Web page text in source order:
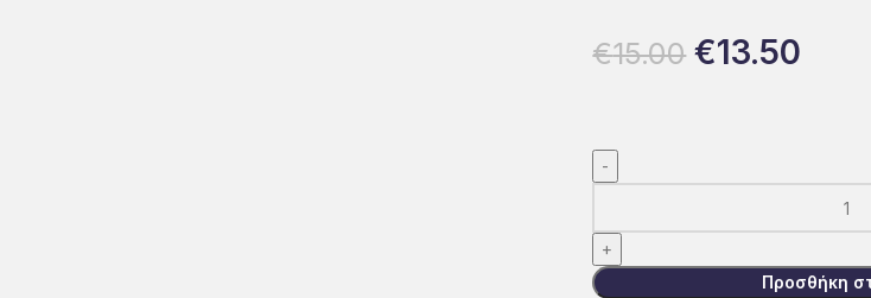
€15.00 €13.50
Προσθήκη